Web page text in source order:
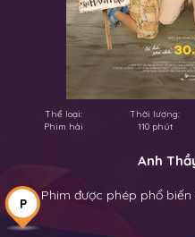
Thể loại:
Phim hài
Thời lượng:
110 phút
Anh
P
Phim được phép phổ